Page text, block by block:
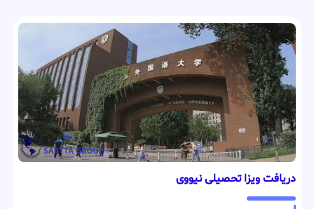
دریافت ویزا تحصیلی نیووی